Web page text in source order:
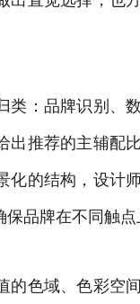
类：品牌识别、
出推荐的主辅配
化的结构，设计
品牌在不同触点
的色域、色彩空